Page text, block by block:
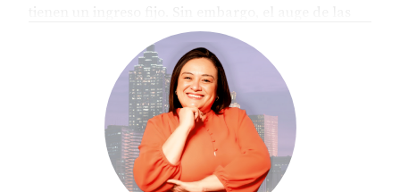
fintechs y otras alternativas no bancarias ha abierto
un abanico de posibilidades que pueden ser más
adecuadas para aquellos que trabajan por cuenta
propia. En este artículo, te invitamos a explorar
estas opciones, entender cómo funcionan y
descubrir cuál puede ser la mejor para ti.